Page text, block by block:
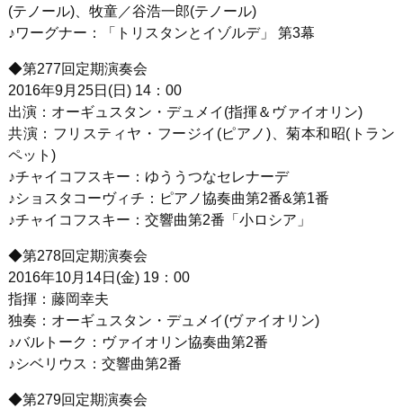
(テノール)、牧童／谷浩一郎(テノール)
♪ワーグナー：「トリスタンとイゾルデ」 第3幕
◆第277回定期演奏会
2016年9月25日(日) 14：00
出演：オーギュスタン・デュメイ(指揮＆ヴァイオリン)
共演：フリスティヤ・フージイ(ピアノ)、菊本和昭(トラン
ペット)
♪チャイコフスキー：ゆううつなセレナーデ
♪ショスタコーヴィチ：ピアノ協奏曲第2番&第1番
♪チャイコフスキー：交響曲第2番「小ロシア」
◆第278回定期演奏会
2016年10月14日(金) 19：00
指揮：藤岡幸夫
独奏：オーギュスタン・デュメイ(ヴァイオリン)
♪バルトーク：ヴァイオリン協奏曲第2番
♪シベリウス：交響曲第2番
◆第279回定期演奏会